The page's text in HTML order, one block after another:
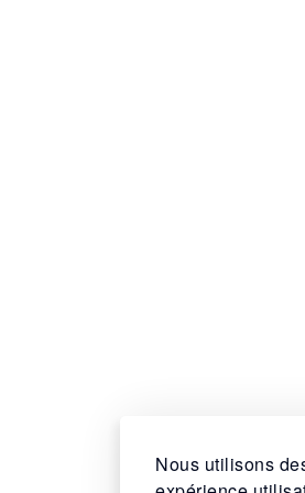
Nous utilisons